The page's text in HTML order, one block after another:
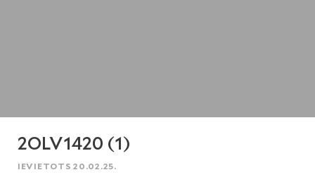
2OLV1420 (1)
IEVIETOTS 20.02.25.